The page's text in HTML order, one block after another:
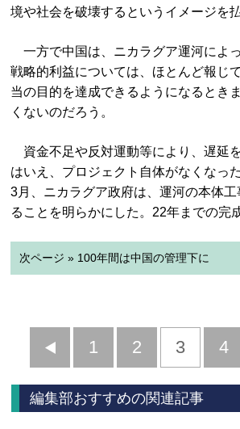
境や社会を破壊するというイメージを
一方で中国は、ニカラグア運河によ
戦略的利益については、ほとんど報じ
当の目的を達成できるようになるとき
くないのだろう。
資金不足や反対運動等により、遅延
はいえ、プロジェクト自体がなくなっ
3月、ニカラグア政府は、運河の本体工
ることを明らかにした。22年までの完
次ページ » 100年間は中国の管理下に
前
へ
1 2 3 4
編集部おすすめの関連記事